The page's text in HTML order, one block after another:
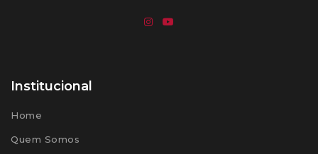
Institucional
Home
Quem Somos